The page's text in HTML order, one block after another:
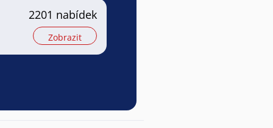
2201 nabídek
Zobrazit